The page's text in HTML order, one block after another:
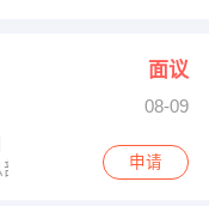
面议
08-09
部6楼招聘部
申请